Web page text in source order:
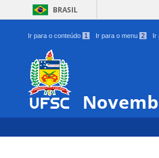
BRASIL
Ir para o conteúdo 1 Ir para o menu 2 Ir